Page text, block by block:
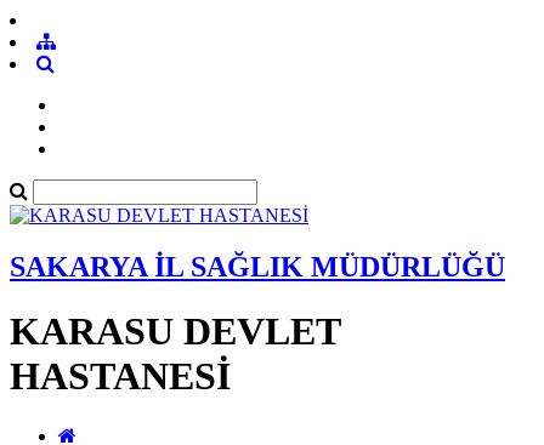
SAKARYA İL SAĞLIK MÜDÜRLÜĞÜ
KARASU DEVLET
HASTANESİ